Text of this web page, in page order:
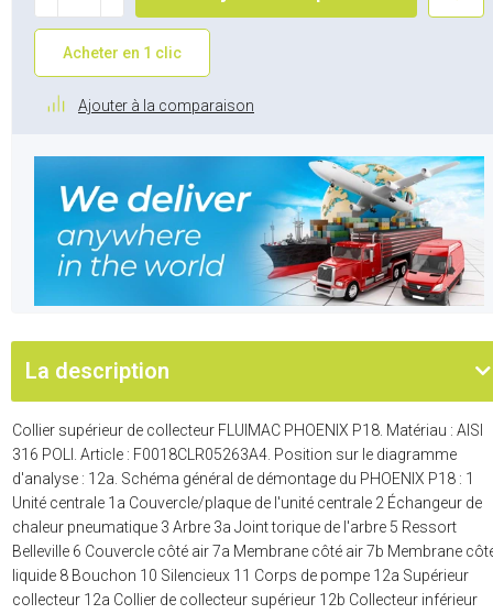
Acheter en 1 clic
Ajouter à la comparaison
La description
Collier supérieur de collecteur FLUIMAC PHOENIX P18. Matériau : AISI
316 POLI. Article : F0018CLR05263A4. Position sur le diagramme
d'analyse : 12a. Schéma général de démontage du PHOENIX P18 : 1
Unité centrale 1a Couvercle/plaque de l'unité centrale 2 Échangeur de
chaleur pneumatique 3 Arbre 3a Joint torique de l'arbre 5 Ressort
Belleville 6 Couvercle côté air 7a Membrane côté air 7b Membrane
liquide 8 Bouchon 10 Silencieux 11 Corps de pompe 12a Supérieur
collecteur 12a Collier de collecteur supérieur 12b Collecteur inférieur